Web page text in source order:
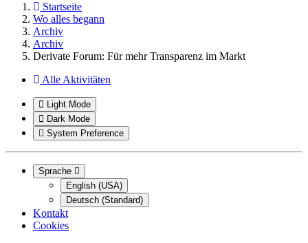
Startseite
Wo alles begann
Archiv
Archiv
Derivate Forum: Für mehr Transparenz im Markt
Alle Aktivitäten
Light Mode
Dark Mode
System Preference
Sprache
English (USA)
Deutsch (Standard)
Kontakt
Cookies